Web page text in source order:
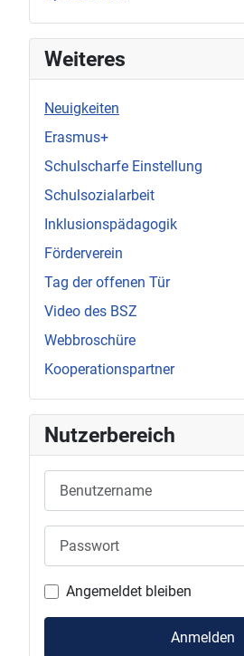
Weiteres
Neuigkeiten
Erasmus+
Schulscharfe Einstellung
Schulsozialarbeit
Inklusionspädagogik
Förderverein
Tag der offenen Tür
Video des BSZ
Webbroschüre
Kooperationspartner
Nutzerbereich
Angemeldet bleiben
Anmelden